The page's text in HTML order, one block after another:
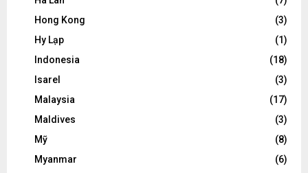
Hong Kong
(3)
Hy Lạp
(1)
Indonesia
(18)
Isarel
(3)
Malaysia
(17)
Maldives
(3)
Mỹ
(8)
Myanmar
(6)